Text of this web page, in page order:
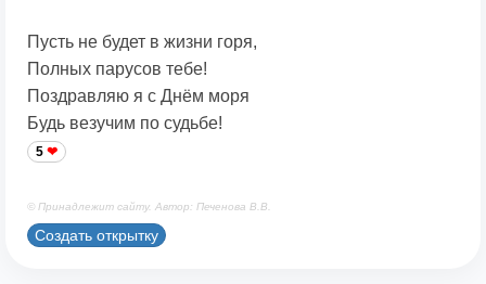
Пусть не будет в жизни горя,
Полных парусов тебе!
Поздравляю я с Днём моря
Будь везучим по судьбе!
5
© Принадлежит сайту. Автор: Печенова В.В.
Создать открытку